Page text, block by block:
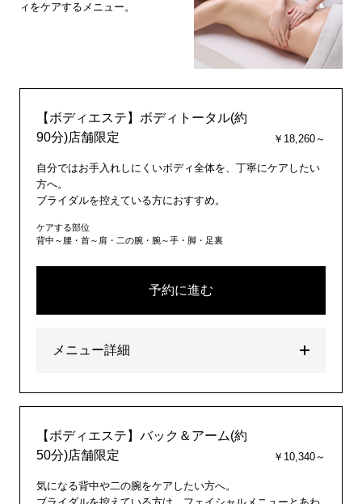
ィをケアするメニュー。
【ボディエステ】ボディトータル(約
90分)店舗限定
￥18,260～
自分ではお手入れしにくいボディ全体を、丁寧にケアしたい
方へ。
ブライダルを控えている方におすすめ。
ケアする部位
背中～腰・首～肩・二の腕・腕～手・脚・足裏
予約に進む
メニュー詳細
【ボディエステ】バック＆アーム(約
50分)店舗限定
￥10,340～
気になる背中や二の腕をケアしたい方へ。